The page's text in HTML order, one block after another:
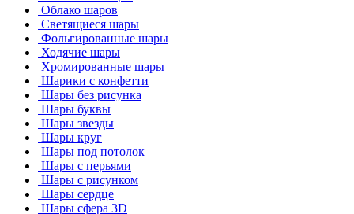
Облако шаров
Светящиеся шары
Фольгированные шары
Ходячие шары
Хромированные шары
Шарики с конфетти
Шары без рисунка
Шары буквы
Шары звезды
Шары круг
Шары под потолок
Шары с перьями
Шары с рисунком
Шары сердце
Шары сфера 3D